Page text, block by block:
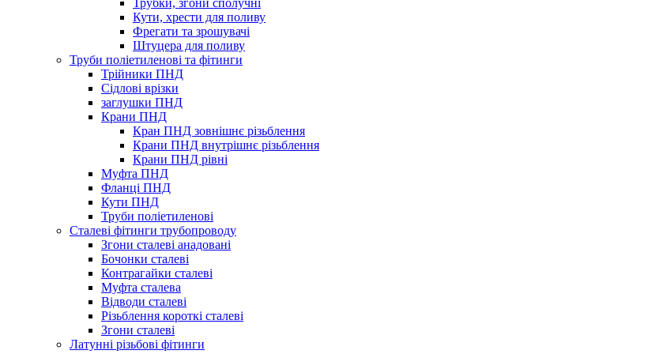
Трубки, згони сполучні
Кути, хрести для поливу
Фрегати та зрошувачі
Штуцера для поливу
Труби поліетиленові та фітинги
Трійники ПНД
Сідлові врізки
заглушки ПНД
Крани ПНД
Кран ПНД зовнішнє різьблення
Крани ПНД внутрішнє різьблення
Крани ПНД рівні
Муфта ПНД
Фланці ПНД
Кути ПНД
Труби поліетиленові
Сталеві фітинги трубопроводу
Згони сталеві анадовані
Бочонки сталеві
Контрагайки сталеві
Муфта сталева
Відводи сталеві
Різьблення короткі сталеві
Згони сталеві
Латунні різьбові фітинги